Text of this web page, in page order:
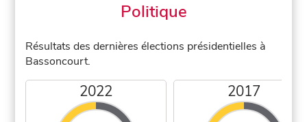
Politique
Résultats des dernières élections présidentielles à
Bassoncourt.
2022 2017